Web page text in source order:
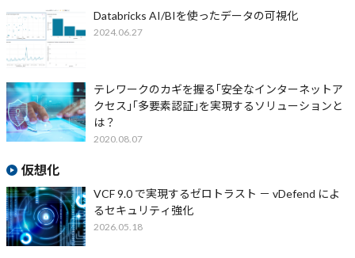
Databricks AI/BIを使ったデータの可視化
2024.06.27
テレワークのカギを握る｢安全なインターネットア
クセス｣｢多要素認証｣を実現するソリューションと
は？
2020.08.07
仮想化
VCF 9.0 で実現するゼロトラスト － vDefend によ
るセキュリティ強化
2026.05.18